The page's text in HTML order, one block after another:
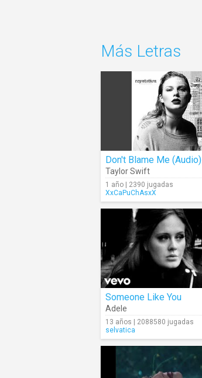
Más Letras
Don't Blame Me (Audio)
Taylor Swift
1 año | 2390 jugadas
XxCaPuChAsxX
Someone Like You
Adele
13 años | 2088580 jugadas
selvatica